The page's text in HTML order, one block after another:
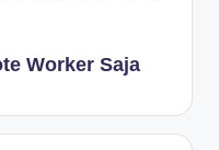
Worker Saja